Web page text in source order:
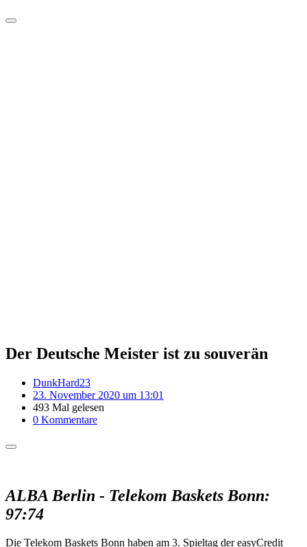
Der Deutsche Meister ist zu souverän
DunkHard23
23. November 2020 um 13:01
493 Mal gelesen
0 Kommentare
ALBA Berlin - Telekom Baskets Bonn:
97:74
Die Telekom Baskets Bonn haben am 3. Spieltag der easyCredit